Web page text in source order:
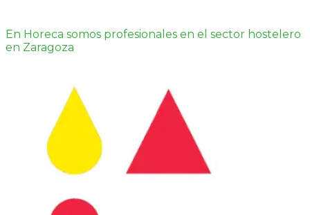
En Horeca somos profesionales en el sector hostelero
en Zaragoza